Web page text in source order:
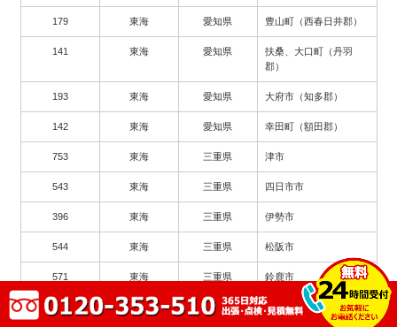
179 東海 愛知県 豊山町（西春日井郡）
141 東海 愛知県
扶桑、大口町（丹羽
郡）
193 東海 愛知県 大府市（知多郡）
142 東海 愛知県 幸田町（額田郡）
753 東海 三重県 津市
543 東海 三重県 四日市市
396 東海 三重県 伊勢市
544 東海 三重県 松阪市
571 東海 三重県 鈴鹿市
2003 東海 三重県 尾鷲市